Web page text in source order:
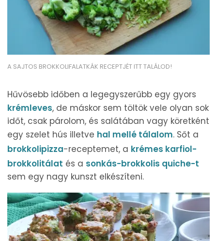
A SAJTOS BROKKOLIFALATKÁK RECEPTJÉT ITT TALÁLOD!
Hűvösebb időben a legegyszerűbb egy gyors
krémleves, de máskor sem töltök vele olyan sok
időt, csak párolom, és salátában vagy köretként
egy szelet hús illetve hal mellé tálalom. Sőt a
brokkolipizza-receptemet, a krémes karfiol-
brokkolitálat és a sonkás-brokkolis quiche-t
sem egy nagy kunszt elkészíteni.